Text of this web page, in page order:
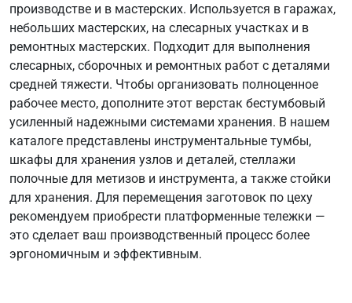
производстве и в мастерских. Используется в гаражах,
небольших мастерских, на слесарных участках и в
ремонтных мастерских. Подходит для выполнения
слесарных, сборочных и ремонтных работ с деталями
средней тяжести. Чтобы организовать полноценное
рабочее место, дополните этот верстак бестумбовый
усиленный надежными системами хранения. В нашем
каталоге представлены инструментальные тумбы,
шкафы для хранения узлов и деталей, стеллажи
полочные для метизов и инструмента, а также стойки
для хранения. Для перемещения заготовок по цеху
рекомендуем приобрести платформенные тележки —
это сделает ваш производственный процесс более
эргономичным и эффективным.